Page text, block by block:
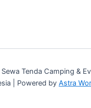
Tenda Camping &
| Powered by Astra